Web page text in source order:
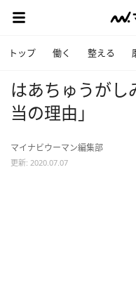
トップ 働く 整える
はあちゅうがし
当の理由」
マイナビウーマン編集部
更新: 2020.07.07